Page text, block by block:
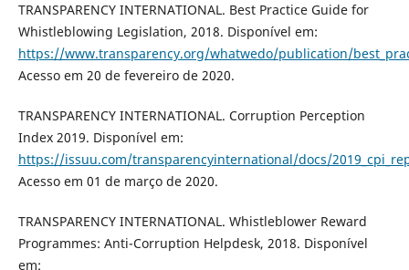
TRANSPARENCY INTERNATIONAL. Best Practice Guide for
Whistleblowing Legislation, 2018. Disponível em:
https://www.transparency.org/whatwedo/publication/
Acesso em 20 de fevereiro de 2020.
TRANSPARENCY INTERNATIONAL. Corruption Perception
Index 2019. Disponível em:
https://issuu.com/transparencyinternational/docs/
Acesso em 01 de março de 2020.
TRANSPARENCY INTERNATIONAL. Whistleblower Reward
Programmes: Anti-Corruption Helpdesk, 2018. Disponível
em: